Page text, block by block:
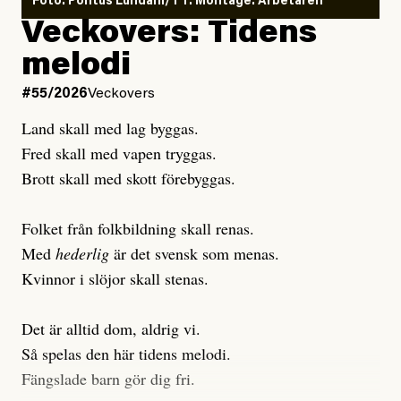
Publicerad6 August, 2026
Uppdaterad7 August, 2026
Publicerad3 August, 2026
Uppdaterad3 August, 2026
Veckovers: Tidens
melodi
#55/2026Veckovers
Land skall med lag byggas.
Fred skall med vapen tryggas.
Brott skall med skott förebyggas.
Folket från folkbildning skall renas.
Med hederlig är det svensk som menas.
Kvinnor i slöjor skall stenas.
Det är alltid dom, aldrig vi.
Så spelas den här tidens melodi.
Fängslade barn gör dig fri.